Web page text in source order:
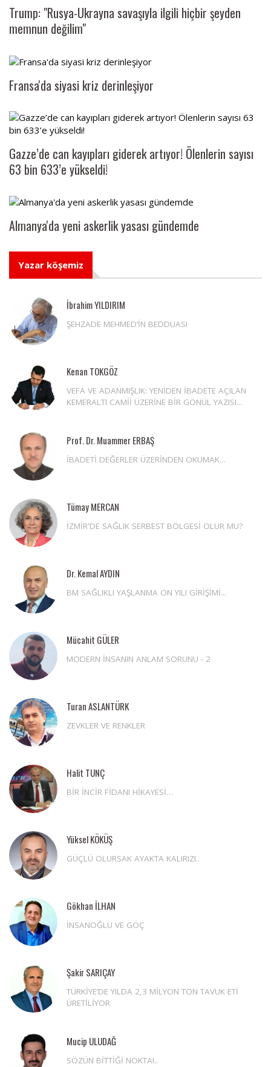
Trump: "Rusya-Ukrayna savaşıyla ilgili hiçbir şeyden
memnun değilim"
Fransa'da siyasi kriz derinleşiyor
Gazze’de can kayıpları giderek artıyor! Ölenlerin sayısı
63 bin 633’e yükseldi!
Almanya'da yeni askerlik yasası gündemde
Yazar köşemiz
İbrahim YILDIRIM
ŞEHZADE MEHMED’İN BEDDUASI
Kenan TOKGÖZ
VEFA VE ADANMIŞLIK: YENİDEN İBADETE AÇILAN
KEMERALTI CAMİİ ÜZERİNE BİR GÖNÜL YAZISI...
Prof. Dr. Muammer ERBAŞ
İBADETİ DEĞERLER ÜZERİNDEN OKUMAK...
Tümay MERCAN
İZMİR'DE SAĞLIK SERBEST BÖLGESİ OLUR MU?
Dr. Kemal AYDIN
BM SAĞLIKLI YAŞLANMA ON YILI GİRİŞİMİ...
Mücahit GÜLER
MODERN İNSANIN ANLAM SORUNU - 2
Turan ASLANTÜRK
ZEVKLER VE RENKLER
Halit TUNÇ
BİR İNCİR FİDANI HİKAYESİ…
Yüksel KÖKÜŞ
GÜÇLÜ OLURSAK AYAKTA KALIRIZ!..
Gökhan İLHAN
İNSANOĞLU VE GÖÇ
Şakir SARIÇAY
TÜRKİYE’DE YILDA 2,3 MİLYON TON TAVUK ETİ
ÜRETİLİYOR
Mucip ULUDAĞ
SÖZÜN BİTTİĞİ NOKTA!..